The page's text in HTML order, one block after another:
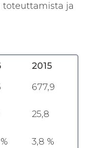
toteuttamista ja
2015
677,9
25,8
3,8 %